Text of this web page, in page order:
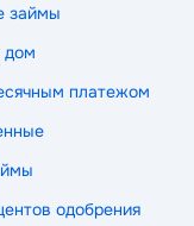
займы
дом
платежом
одобрения